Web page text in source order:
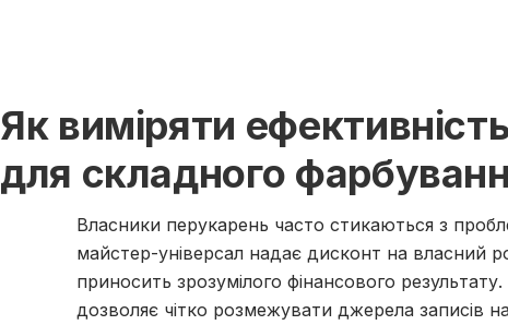
Як виміряти
для складного
Власники перукарень часто стикаються з
майстер-універсал надає дисконт на власний
приносить зрозумілого фінансового
дозволяє чітко розмежувати джерела записів